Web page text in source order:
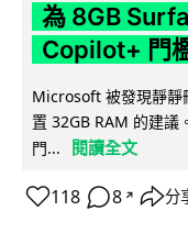
為 8GB
Copilot+ 門
Microsoft 被發現靜靜
置 32GB RAM 的建議
門...
閱讀全文
118 8 ↗ 分